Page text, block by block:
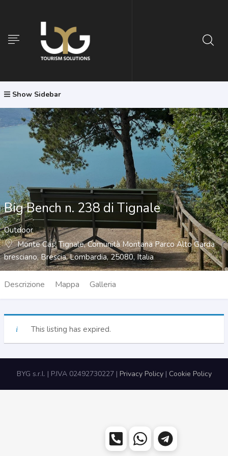
Show Sidebar
Big Bench n. 238 di Tignale
Outdoor
Monte Cas, Tignale, Comunità Montana Parco Alto Garda
bresciano, Brescia, Lombardia, 25080, Italia
Descrizione Mappa Galleria
This listing has expired.
BYG s.r.l. | P.IVA 02492730227 | Privacy Policy| Cookie Policy